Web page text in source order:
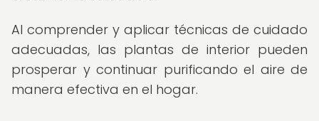
Al comprender y aplicar técnicas de cuidado
adecuadas, las plantas de interior pueden
prosperar y continuar purificando el aire de
manera efectiva en el hogar.